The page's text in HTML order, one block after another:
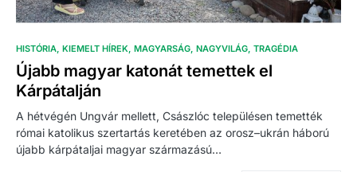
HISTÓRIA KIEMELT HÍREK MAGYARSÁG NAGYVILÁG TRAGÉDIA
Újabb magyar katonát temettek el
Kárpátalján
A hétvégén Ungvár mellett, Császlóc településen temették
római katolikus szertartás keretében az orosz–ukrán háború
újabb kárpátaljai magyar származású…